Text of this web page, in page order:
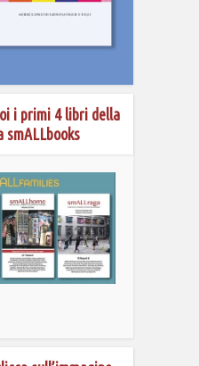
i primi 4 libri della
smALLbooks